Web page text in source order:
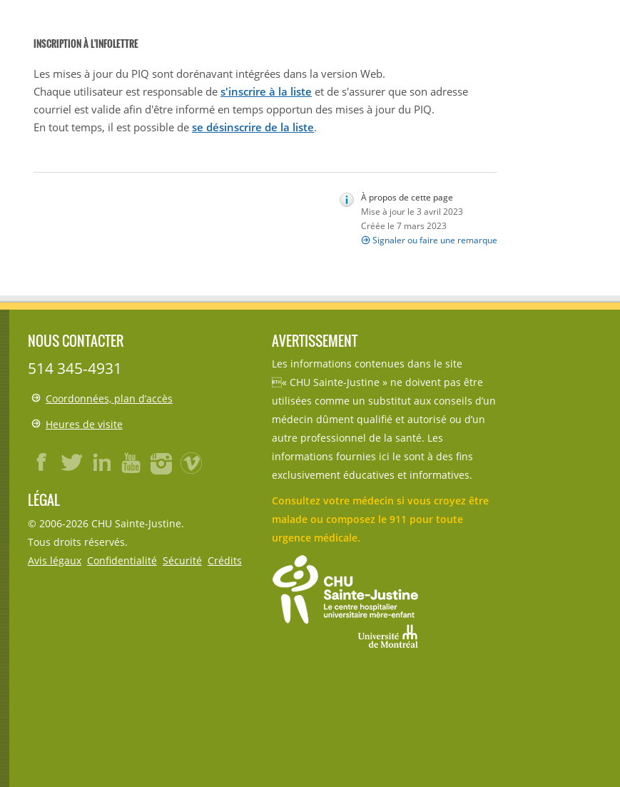
INSCRIPTION À L'INFOLETTRE
Les mises à jour du PIQ sont dorénavant intégrées dans la version Web.
Chaque utilisateur est responsable de s'inscrire à la liste et de s'assurer que son adresse
courriel est valide afin d'être informé en temps opportun des mises à jour du PIQ.
En tout temps, il est possible de se désinscrire de la liste.
À propos de cette page
Mise à jour le 3 avril 2023
Créée le 7 mars 2023
Signaler ou faire une remarque
NOUS CONTACTER
514 345-4931
Coordonnées, plan d’accès
Heures de visite
LÉGAL
© 2006-2026CHU Sainte-Justine.
Tous droits réservés.
Avis légaux Confidentialité Sécurité Crédits
AVERTISSEMENT
Les informations contenues dans le site
« CHU Sainte-Justine » ne doivent pas être
utilisées comme un substitut aux conseils d’un
médecin dûment qualifié et autorisé ou d’un
autre professionnel de la santé. Les
informations fournies ici le sont à des fins
exclusivement éducatives et informatives.
Consultez votre médecin si vous croyez être
malade ou composez le 911 pour toute
urgence médicale.